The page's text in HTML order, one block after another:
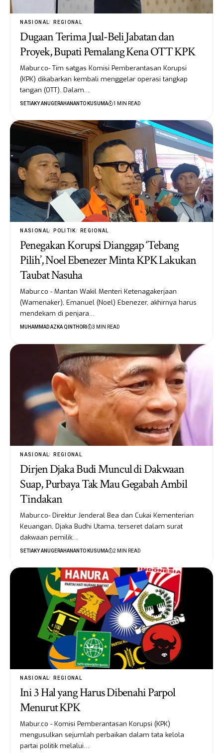
NASIONAL REGIONAL
Dugaan Terima Jual-Beli Jabatan dan
Proyek, Bupati Pemalang Kena OTT KPK
Mabur.co- Tim satgas Komisi Pemberantasan Korupsi
(KPK) dikabarkan kembali menggelar operasi tangkap
tangan (OTT). Dalam…
SETIAKY ANUGERAHANANTO KUSUMA 1 MIN READ
NASIONAL POLITIK REGIONAL
Penegakan Korupsi Dianggap ‘Tebang
Pilih’, Noel Ebenezer Minta KPK Lakukan
Taubat Nasuha
Mabur.co - Mantan Wakil Menteri Ketenagakerjaan
(Wamenaker), Emanuel (Noel) Ebenezer, akhirnya harus
mendekam di penjara…
MUHAMMAD AZKA QINTHORI 3 MIN READ
NASIONAL REGIONAL
Dirjen Djaka Budi Muncul di Dakwaan
Suap, Purbaya Tak Mau Gegabah Ambil
Tindakan
Mabur.co- Direktur Jenderal Bea dan Cukai Kementerian
Keuangan, Djaka Budhi Utama, terseret dalam surat
dakwaan pemilik…
SETIAKY ANUGERAHANANTO KUSUMA 2 MIN READ
NASIONAL REGIONAL
Ini 3 Hal yang Harus Dibenahi Parpol
Menurut KPK
Mabur.co - Komisi Pemberantasan Korupsi (KPK)
mengusulkan sejumlah perbaikan dalam tata kelola
partai politik melalui…